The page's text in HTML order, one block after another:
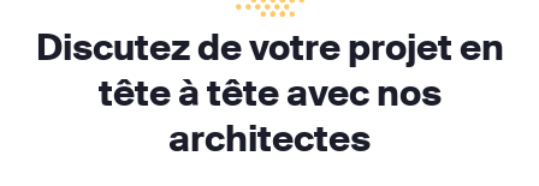
Discutez de votre projet en
tête à tête avec nos
architectes